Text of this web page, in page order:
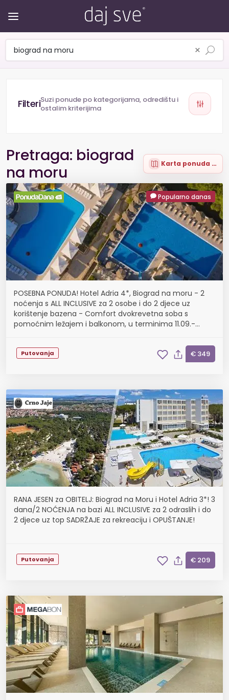
×
Suzi ponude po kategorijama, odredištu i
ostalim kriterijima
Pretraga: biograd
na moru
Karta ponuda (52)
Popularno danas
POSEBNA PONUDA! Hotel Adria 4*, Biograd na moru - 2
noćenja s ALL INCLUSIVE za 2 osobe i do 2 djece uz
korištenje bazena - Comfort dvokrevetna soba s
pomoćnim ležajem i balkonom, u terminima 11.09.-
Putovanja € 349
RANA JESEN za OBITELJ: Biograd na Moru i Hotel Adria 3*! 3
dana/2 NOĆENJA na bazi ALL INCLUSIVE za 2 odraslih i do
2 djece uz top SADRŽAJE za rekreaciju i OPUŠTANJE!
Putovanja € 209